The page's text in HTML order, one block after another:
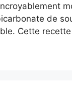
de
Cette